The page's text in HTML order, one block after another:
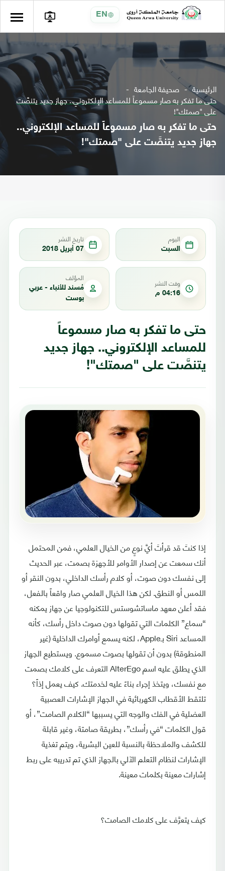
EN
الرئيسية صحيفة الجامعة
حتى ما تفكر به صار مسموعاً للمساعد الإلكتروني.. جهاز جديد يتنصَّت
على "صمتك"!
حتى ما تفكر به صار مسموعاً للمساعد الإلكتروني..
جهاز جديد يتنصَّت على "صمتك"!
اليوم
السبت
تاريخ النشر
07 أبريل 2018
وقت النشر
04:16 م
المؤلف
مُسند للأنباء - عربي
بوست
حتى ما تفكر به صار مسموعاً
للمساعد الإلكتروني.. جهاز جديد
يتنصَّت على "صمتك"!
إذا كنتَ قد قرأتَ أيَّ نوعٍ من الخيال العلمي، فمن المحتمل
أنك سمعت عن إصدار الأوامر للأجهزة بصمت، عبر الحديث
إلى نفسك دون صوت، أو كلام رأسك الداخلي، بدون النقر أو
اللمس أو النطق. لكن هذا الخيال العلمي صار واقعاً بالفعل،
فقد أعلن معهد ماساتشوستس للتكنولوجيا عن جهاز يمكنه
“سماع” الكلمات التي تقولها دون صوت داخل رأسك، كأنه
المساعد Siri بـApple، لكنه يسمع أوامرك الداخلية (غير
المنطوقة) بدون أن تقولها بصوت مسموع. ويستطيع الجهاز
الذي يطلق عليه اسم AlterEgo التعرف على كلامك بصمت
مع نفسك، ويتخذ إجراء بناءً عليه لخدمتك. كيف يعمل إذاً؟
تلتقط الأقطاب الكهربائية في الجهاز الإشارات العصبية
العضلية في الفك والوجه التي يسببها “الكلام الصامت”، أو
قول الكلمات “في رأسك”، بطريقة صامتة، وغير قابلة
للكشف والملاحظة بالنسبة للعين البشرية، ويتم تغذية
الإشارات لنظام التعلم الآلي بالجهاز الذي تم تدريبه على ربط
إشارات معينة بكلمات معينة.
كيف يتعرَّف على كلامك الصامت؟